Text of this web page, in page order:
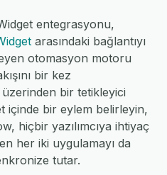
entegrasyonu,
arasındaki bağlantıyı
otomasyon motoru
bir kez
bir tetikleyici
içinde bir eylem belirleyin,
hiçbir yazılımcıya ihtiyaç
her iki uygulamayı da
tutar.